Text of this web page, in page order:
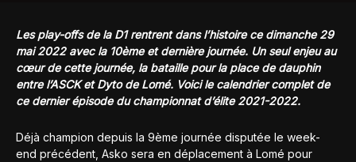
Les play-offs de la D1 rentrent dans l’histoire ce dimanche 29
mai 2022 avec la 10ème et dernière journée. Un seul enjeu au
cœur de cette journée, la bataille pour la place de dauphin
entre l’ASCK et Dyto de Lomé. Voici le calendrier complet de
ce dernier épisode du championnat d’élite 2021-2022.
Déjà champion depuis la 9ème journée disputée le week-
end précédent, Asko sera en déplacement à Lomé pour